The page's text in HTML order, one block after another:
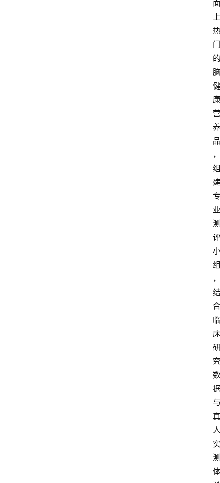
面
上
热
门
的
脑
健
康
营
养
品
，
组
建
专
业
测
评
小
组
，
结
合
临
床
研
究
数
据
与
真
人
实
测
体